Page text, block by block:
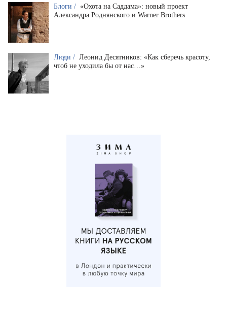
Блоги / «Охота на Саддама»: новый проект
Александра Роднянского и Warner Brothers
Люди / Леонид Десятников: «Как сберечь красоту,
чтоб не уходила бы от нас…»